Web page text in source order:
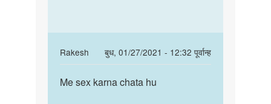
Rakesh
बुध, 01/27/2021 - 12:32 पूर्वान्ह
reply
to
Me
Me sex karna chata hu